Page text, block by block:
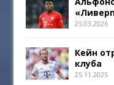
25.03.2026
Кейн
клуба
25.11.2025